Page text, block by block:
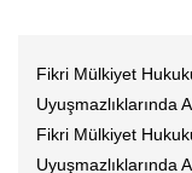
Fikri Mülkiyet
Uyuşmazlıklarında
Fikri Mülkiyet
Uyuşmazlıklarında